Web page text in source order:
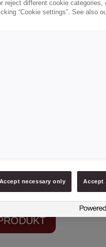
reject different cookie categories,
“Cookie settings”. See also
Accept necessary only Accept